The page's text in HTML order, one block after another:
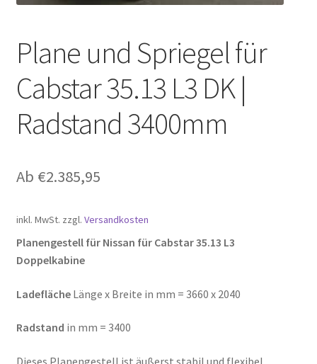
Plane und Spriegel für
Cabstar 35.13 L3 DK |
Radstand 3400mm
Ab €2.385,95
inkl. MwSt. zzgl. Versandkosten
Planengestell für Nissan für Cabstar 35.13 L3
Doppelkabine
LadeflächeLänge x Breite in mm = 3660 x 2040
Radstand in mm = 3400
Dieses Planengestell ist äußerst stabil und flexibel